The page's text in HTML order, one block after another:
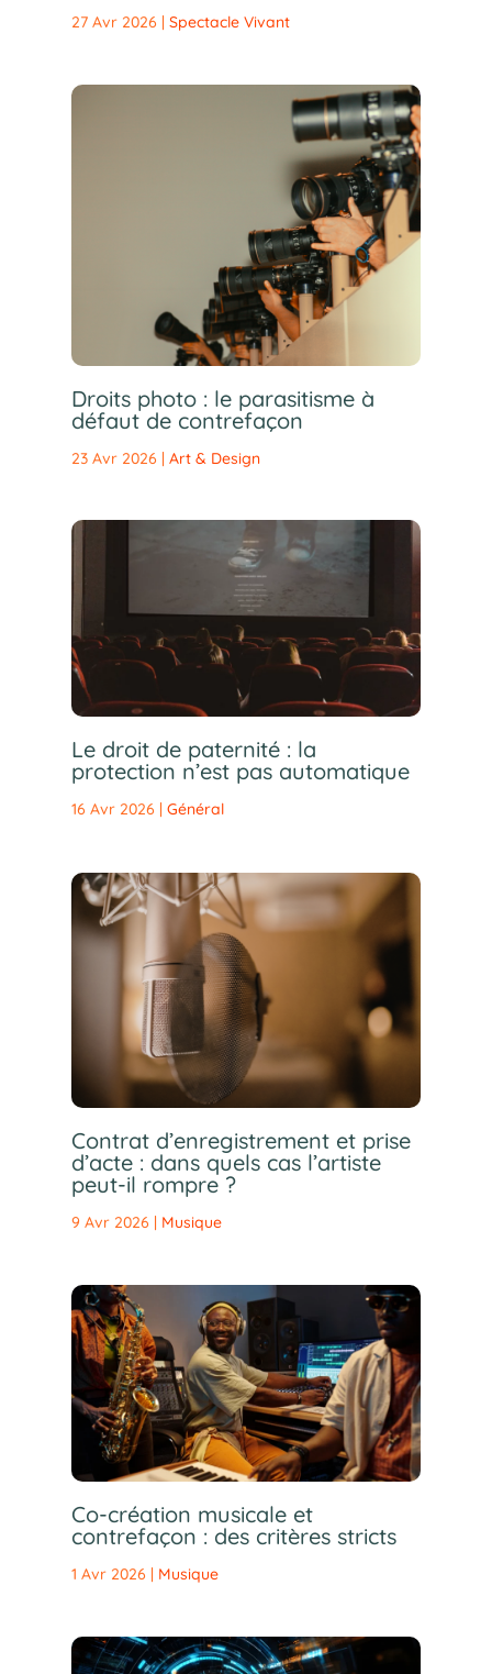
27 Avr 2026 | Spectacle Vivant
Droits photo : le parasitisme à
défaut de contrefaçon
23 Avr 2026 | Art & Design
Le droit de paternité : la
protection n’est pas automatique
16 Avr 2026 | Général
Contrat d’enregistrement et prise
d’acte : dans quels cas l’artiste
peut-il rompre ?
9 Avr 2026 Musique
Co-création musicale et
contrefaçon : des critères stricts
1 Avr 2026 | Musique